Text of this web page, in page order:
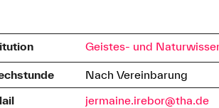
Geistes- und
Nach Vereinbarung
jermaine.irebor@tha.de